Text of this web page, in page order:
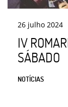
26 julho 2024
IV
SÁBADO
NOTÍCIAS